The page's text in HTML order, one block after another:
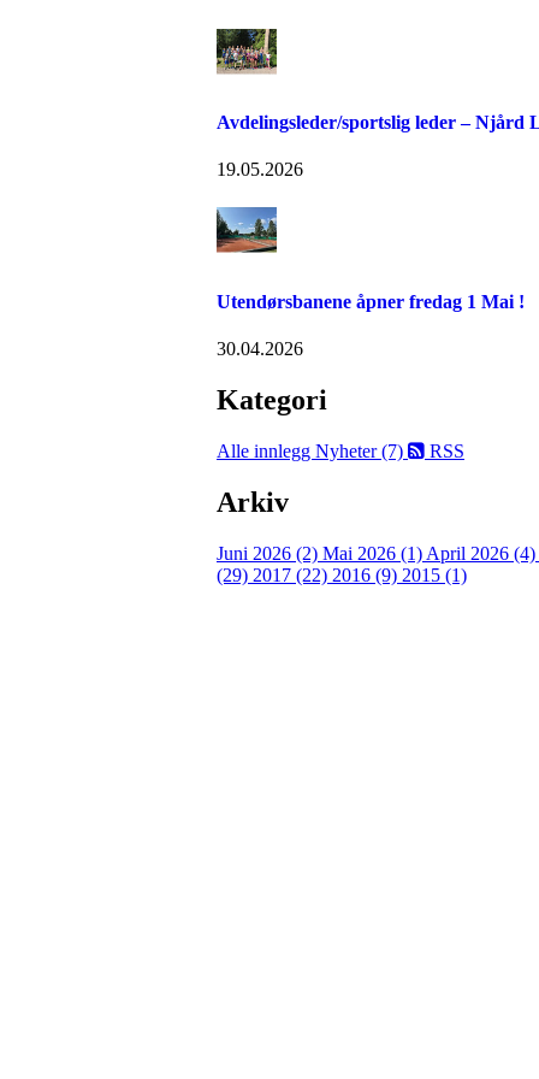
Avdelingsleder/sportslig leder – Njård
19.05.2026
Utendørsbanene åpner fredag 1 Mai !
30.04.2026
Kategori
Alle innlegg Nyheter (7) RSS
Arkiv
Juni 2026 (2) Mai 2026 (1) April 2026 (4)
(29) 2017 (22) 2016 (9) 2015 (1)